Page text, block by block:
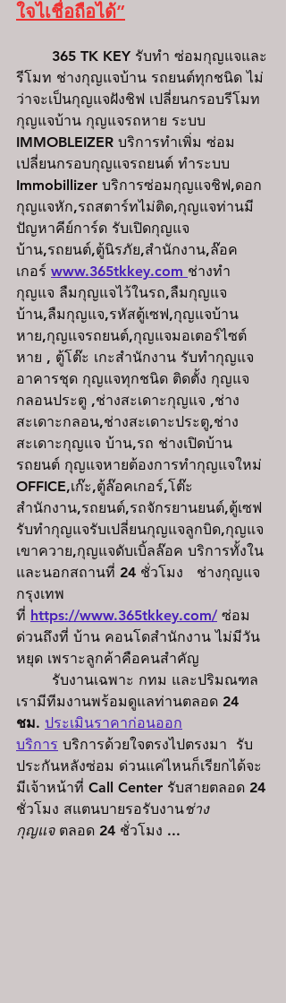
ใจไเชื่อถือได้”
รีโมท ช่างกุญแจบ้าน รถยนต์ทุกชนิด ไม่
ว่าจะเป็นกุญแจฝังชิฟ เปลี่ยนกรอบรีโมท
กุญแจบ้าน กุญแจรถหาย ระบบ
IMMOBLEIZER บริการทำเพิ่ม ซ่อม
เปลี่ยนกรอบกุญแจรถยนต์ ทำระบบ
Immobillizer บริการซ่อมกุญแจชิฟ,ดอก
กุญแจหัก,รถสตาร์ทไม่ติด,กุญแจท่านมี
ปัญหาคีย์การ์ด รับเปิดกุญแจ
บ้าน,รถยนต์,ตู้นิรภัย,สำนักงาน,ล๊อค
เกอร์ www.365tkkey.com ช่างทำ
กุญแจ ลืมกุญแจไว้ในรถ,ลืมกุญแจ
บ้าน,ลืมกุญแจ,รหัสตู้เซฟ,กุญแจบ้าน
หาย,กุญแจรถยนต์,กุญแจมอเตอร์ไซต์
หาย , ตู้โต๊ะ เกะสำนักงาน รับทำกุญแจ
อาคารชุด กุญแจทุกชนิด ติดตั้ง กุญแจ
กลอนประตู ,ช่างสะเดาะกุญแจ ,ช่าง
สะเดาะกลอน,ช่างสะเดาะประตู,ช่าง
สะเดาะกุญแจ บ้าน,รถ ช่างเปิดบ้าน
รถยนต์ กุญแจหายต้องการทำกุญแจใหม่
OFFICE,เก๊ะ,ตู้ล๊อคเกอร์,โต๊ะ
สำนักงาน,รถยนต์,รถจักรยานยนต์,ตู้เซฟ
รับทำกุญแจรับเปลี่ยนกุญแจลูกบิด,กุญแจ
เขาควาย,กุญแจดับเบิ้ลล๊อค บริการทั้งใน
และนอกสถานที่ 24 ชั่วโมง   ช่างกุญแจ
กรุงเทพ
ที่ https://www.365tkkey.com/ ซ่อม
ด่วนถึงที่ บ้าน คอนโดสำนักงาน ไม่มีวัน
หยุด เพราะลูกค้าคือคนสำคัญ
เรามีทีมงานพร้อมดูแลท่านตลอด 24
ชม. ประเมินราคาก่อนออก
บริการ บริการด้วยใจตรงไปตรงมา  รับ
ประกันหลังซ่อม ด่วนแค่ไหนก็เรียกได้จะ
มีเจ้าหน้าที่ Call Center รับสายตลอด 24
ชั่วโมง สแตนบายรอรับงานช่าง
กุญแจ ตลอด 24 ชั่วโมง ...